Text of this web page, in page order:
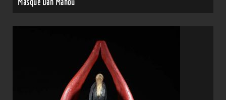
Masque Dan Mahou